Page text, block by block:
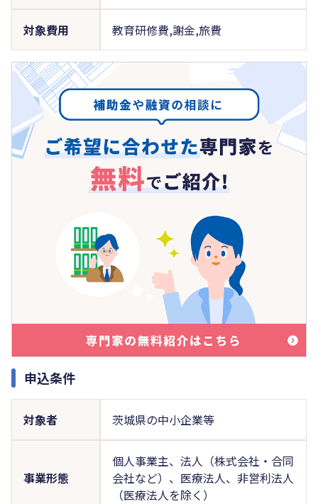
対象費用 教育研修費,謝金,旅費
申込条件
対象者 茨城県の中小企業等
事業形態
個人事業主、法人（株式会社・合同
会社など）、医療法人、非営利法人
（医療法人を除く）